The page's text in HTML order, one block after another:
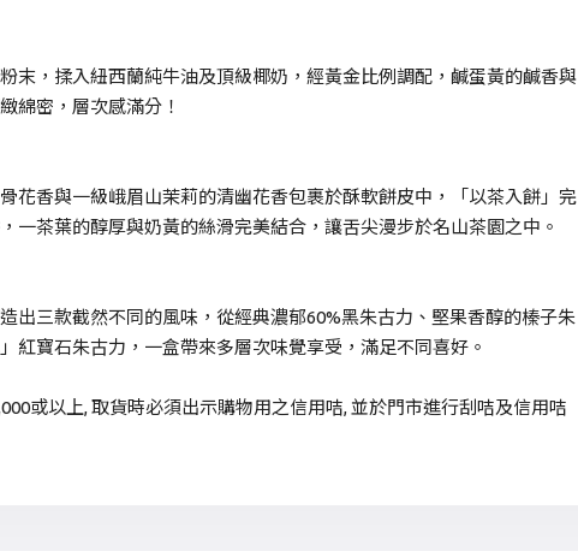
成為 Cake Easy 會員
末，揉入紐西蘭純牛油及頂級椰奶，經黃金比例調配，鹹蛋黃的鹹香與
綿密，層次感滿分！
花香與一級峨眉山茉莉的清幽花香包裹於酥軟餅皮中，「以茶入餅」完
一茶葉的醇厚與奶黃的絲滑完美結合，讓舌尖漫步於名山茶園之中。
出三款截然不同的風味，從經典濃郁60%黑朱古力、堅果香醇的榛子朱
紅寶石朱古力，一盒帶來多層次味覺享受，滿足不同喜好。
或以上, 取貨時必須出示購物用之信用咭, 並於門市進行刮咭及信用咭